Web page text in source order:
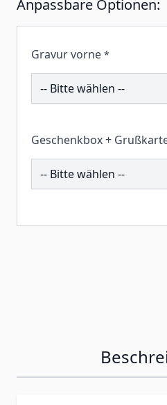
Anpassbare Optionen:
Gravur vorne *
192039
Geschenkbox +
259301